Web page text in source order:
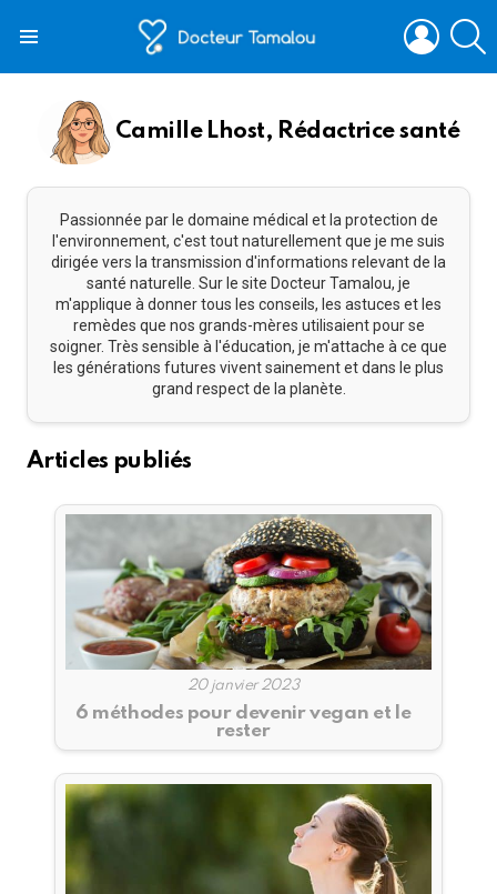
LOGIN
Camille Lhost, Rédactrice santé
Passionnée par le domaine médical et la protection de
l'environnement, c'est tout naturellement que je me suis
dirigée vers la transmission d'informations relevant de la
santé naturelle. Sur le site Docteur Tamalou, je
m'applique à donner tous les conseils, les astuces et les
remèdes que nos grands-mères utilisaient pour se
soigner. Très sensible à l'éducation, je m'attache à ce que
les générations futures vivent sainement et dans le plus
grand respect de la planète.
Articles publiés
20 janvier 2023
6 méthodes pour devenir vegan et le
rester